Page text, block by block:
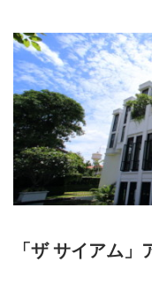
リ
ー
「ザ サイアム